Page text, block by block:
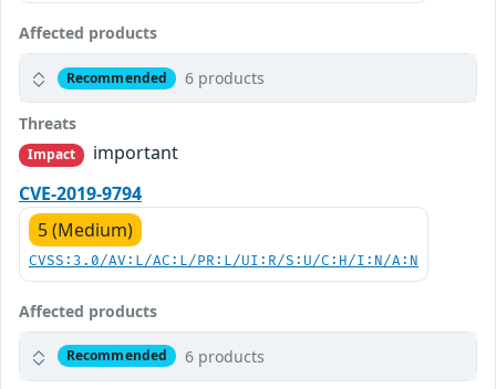
Affected products
Recommended 6 products
Threats
Impact
important
CVE-2019-9794
5 (Medium)
CVSS:3.0/AV:L/AC:L/PR:L/UI:R/S:U/C:H/I:N/A:N
Affected products
Recommended 6 products